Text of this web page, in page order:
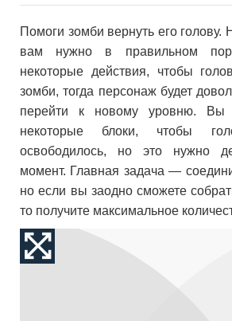
Помоги зомби вернуть его
вам нужно в правильном
некоторые действия, чтобы
зомби, тогда персонаж будет
перейти к новому уровню. Вы
некоторые блоки, чтобы
освободилось, но это нужно
момент. Главная задача —
но если вы заодно сможете
то получите максимальное